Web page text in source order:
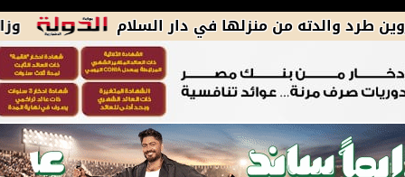
وزارة من منزلها في دار السلام